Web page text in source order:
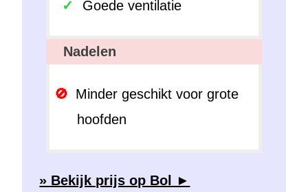
Goede ventilatie
Nadelen
Minder geschikt voor grote
hoofden
» Bekijk prijs op Bol ►